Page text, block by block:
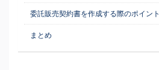
委託販売契約書を作成する際のポイント
まとめ